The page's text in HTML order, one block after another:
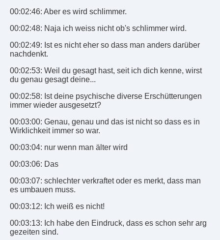
00:02:46: Aber es wird schlimmer.
00:02:48: Naja ich weiss nicht ob's schlimmer wird.
00:02:49: Ist es nicht eher so dass man anders darüber
nachdenkt.
00:02:53: Weil du gesagt hast, seit ich dich kenne, wirst
du genau gesagt deine...
00:02:58: Ist deine psychische diverse Erschütterungen
immer wieder ausgesetzt?
00:03:00: Genau, genau und das ist nicht so dass es in
Wirklichkeit immer so war.
00:03:04: nur wenn man älter wird
00:03:06: Das
00:03:07: schlechter verkraftet oder es merkt, dass man
es umbauen muss.
00:03:12: Ich weiß es nicht!
00:03:13: Ich habe den Eindruck, dass es schon sehr arg
gezeiten sind.